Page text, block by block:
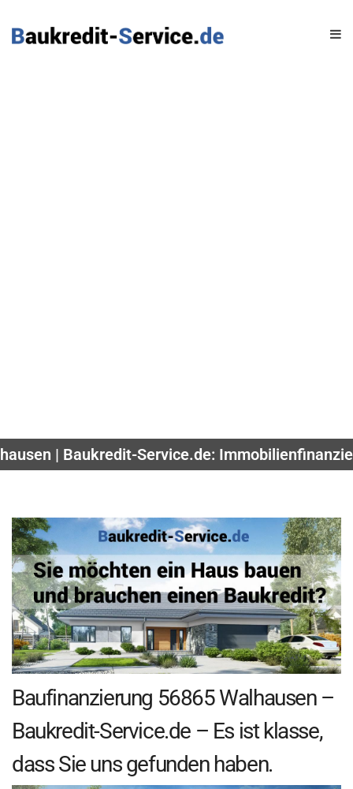
| Baukredit-Service.de:
Baufinanzierung 56865 Walhausen –
Baukredit-Service.de – Es ist klasse,
dass Sie uns gefunden haben.